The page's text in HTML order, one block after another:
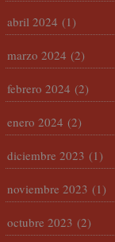
abril 2024 (1)
marzo 2024 (2)
febrero 2024 (2)
enero 2024 (2)
diciembre 2023 (1)
noviembre 2023 (1)
octubre 2023 (2)